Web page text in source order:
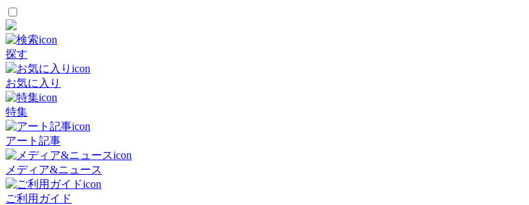
探す
お気に入り
特集
アート記事
メディア&ニュース
ご利用ガイド